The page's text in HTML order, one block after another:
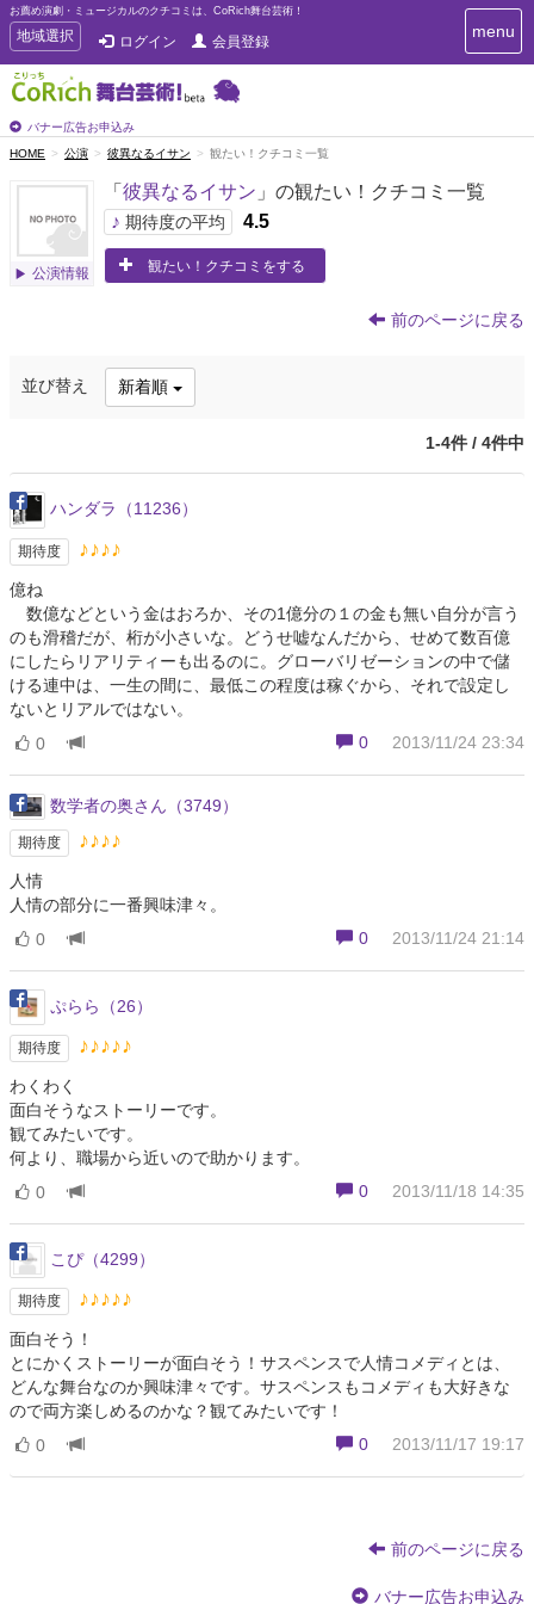
お薦め演劇・ミュージカルのクチコミは、CoRich舞台芸術！
T
o
g
g
e
n
a
t
地域選択 ログイン 会員登録
バナー広告お申込み
T
o
a
t
menu
HOME 公演 彼異なるイサン 観たい！クチコミ一覧
公演情報
「 彼異なるイサン 」の観たい！クチコミ一覧
♪ 期待度の平均 4.5
観たい！クチコミをする
前のページに戻る
並び替え 新着順
1-4件 / 4件中
ハンダラ（11236）
期待度 ♪♪♪♪
億ね
数億などという金はおろか、その1億分の１の金も無い自分が言う
のも滑稽だが、桁が小さいな。どうせ嘘なんだから、せめて数百億
にしたらリアリティーも出るのに。グローバリゼーションの中で儲
ける連中は、一生の間に、最低この程度は稼ぐから、それで設定し
ないとリアルではない。
0
2013/11/24 23:34
0
数学者の奥さん（3749）
期待度 ♪♪♪♪
人情
人情の部分に一番興味津々。
0
2013/11/24 21:14
0
ぷらら（26）
期待度 ♪♪♪♪♪
わくわく
面白そうなストーリーです。
観てみたいです。
何より、職場から近いので助かります。
0
2013/11/18 14:35
0
こぴ（4299）
期待度 ♪♪♪♪♪
面白そう！
とにかくストーリーが面白そう！サスペンスで人情コメディとは、
どんな舞台なのか興味津々です。サスペンスもコメディも大好きな
ので両方楽しめるのかな？観てみたいです！
0
2013/11/17 19:17
0
前のページに戻る
バナー広告お申込み